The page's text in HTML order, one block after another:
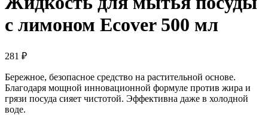
с лимоном Ecover 500 мл
281 ₽
Бережное, безопасное средство на растительной основе.
Благодаря мощной инновационной формуле против жира и
грязи посуда сияет чистотой. Эффективна даже в холодной
воде.